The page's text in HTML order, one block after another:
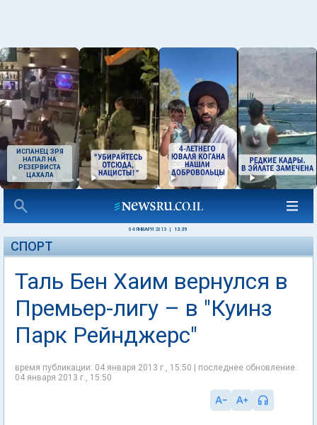
ИСПАНЕЦ ЗРЯ
НАПАЛ НА
РЕЗЕРВИСТА
ЦАХАЛА
04 ЯНВАРЯ 2013 13:39
СПОРТ
Таль Бен Хаим вернулся в
Премьер-лигу – в "Куинз
Парк Рейнджерс"
время публикации: 04 января 2013 г., 15:50 | последнее обновление:
04 января 2013 г., 15:50